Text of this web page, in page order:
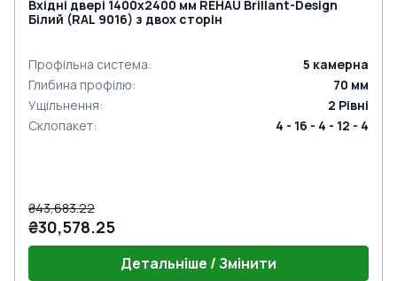
Вхідні двері 1400x2400 мм REHAU Brillant-Design
Білий (RAL 9016) з двох сторін
Профільна система: 5 камерна
Глибина профілю: 70 мм
Ущільнення: 2 Рівні
Склопакет: 4 - 16 - 4 - 12 - 4
₴43,683.22
₴30,578.25
Детальніше / Змінити